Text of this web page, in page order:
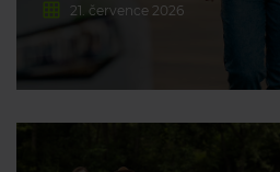
21. července 2026